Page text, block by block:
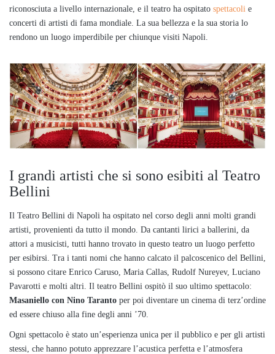
riconosciuta a livello internazionale, e il teatro ha ospitato spettacoli e
concerti di artisti di fama mondiale. La sua bellezza e la sua storia lo
rendono un luogo imperdibile per chiunque visiti Napoli.
I grandi artisti che si sono esibiti al Teatro
Bellini
Il Teatro Bellini di Napoli ha ospitato nel corso degli anni molti grandi
artisti, provenienti da tutto il mondo. Da cantanti lirici a ballerini, da
attori a musicisti, tutti hanno trovato in questo teatro un luogo perfetto
per esibirsi. Tra i tanti nomi che hanno calcato il palcoscenico del Bellini,
si possono citare Enrico Caruso, Maria Callas, Rudolf Nureyev, Luciano
Pavarotti e molti altri. Il teatro Bellini ospitò il suo ultimo spettacolo:
Masaniello con Nino Taranto per poi diventare un cinema di terz’ordine
ed essere chiuso alla fine degli anni ’70.
Ogni spettacolo è stato un’esperienza unica per il pubblico e per gli artisti
stessi, che hanno potuto apprezzare l’acustica perfetta e l’atmosfera